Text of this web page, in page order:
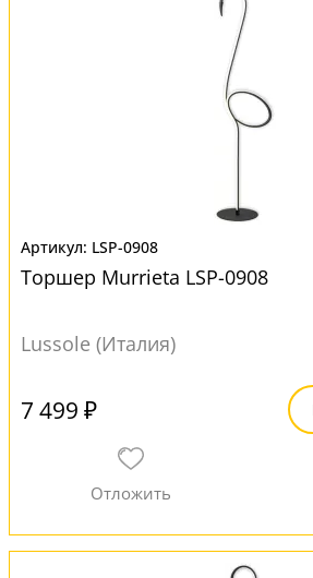
LSP-0908
Торшер Murrieta LSP-0908
Lussole (Италия)
7 499 ₽